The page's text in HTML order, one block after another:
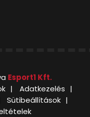
Esport1 Kft.
Adatkezelés
Sütibeállítások